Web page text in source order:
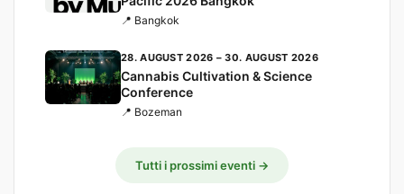
📍 Bangkok
28. AUGUST 2026 – 30. AUGUST 2026
Cannabis Cultivation & Science
Conference
📍 Bozeman
Tutti i prossimi eventi →